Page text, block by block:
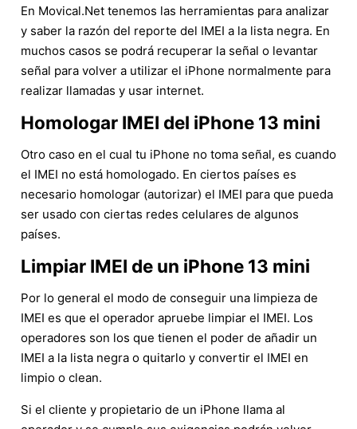
En Movical.Net tenemos las herramientas para analizar
y saber la razón del reporte del IMEI a la lista negra. En
muchos casos se podrá recuperar la señal o levantar
señal para volver a utilizar el iPhone normalmente para
realizar llamadas y usar internet.
Homologar IMEI del iPhone 13 mini
Otro caso en el cual tu iPhone no toma señal, es cuando
el IMEI no está homologado. En ciertos países es
necesario homologar (autorizar) el IMEI para que pueda
ser usado con ciertas redes celulares de algunos
países.
Limpiar IMEI de un iPhone 13 mini
Por lo general el modo de conseguir una limpieza de
IMEI es que el operador apruebe limpiar el IMEI. Los
operadores son los que tienen el poder de añadir un
IMEI a la lista negra o quitarlo y convertir el IMEI en
limpio o clean.
Si el cliente y propietario de un iPhone llama al